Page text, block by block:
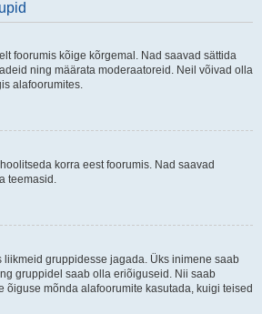
foorumis kõige kõrgemal. Nad saavad sättida
ning määrata moderaatoreid. Neil võivad olla
alafoorumites.
korra eest foorumis. Nad saavad
teemasid.
liikmeid gruppidesse jagada. Üks inimene saab
gruppidel saab olla eriõiguseid. Nii saab
õiguse mõnda alafoorumite kasutada, kuigi teised